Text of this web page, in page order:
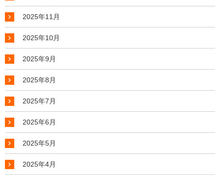
2025年11月
2025年10月
2025年9月
2025年8月
2025年7月
2025年6月
2025年5月
2025年4月